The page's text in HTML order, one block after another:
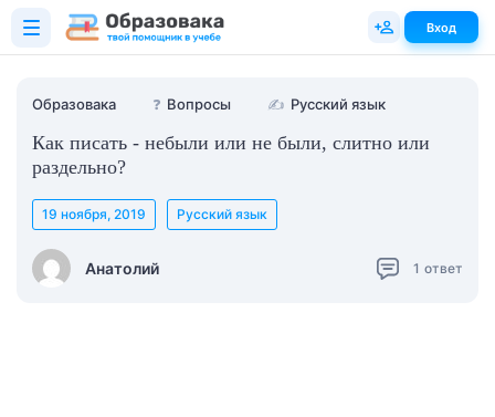
Образовака ❓ Вопросы ✍ Русский язык
Как писать - небыли или не были, слитно или
раздельно?
Анатолий
19 ноября, 2019 Русский язык
1 ответ
Вход